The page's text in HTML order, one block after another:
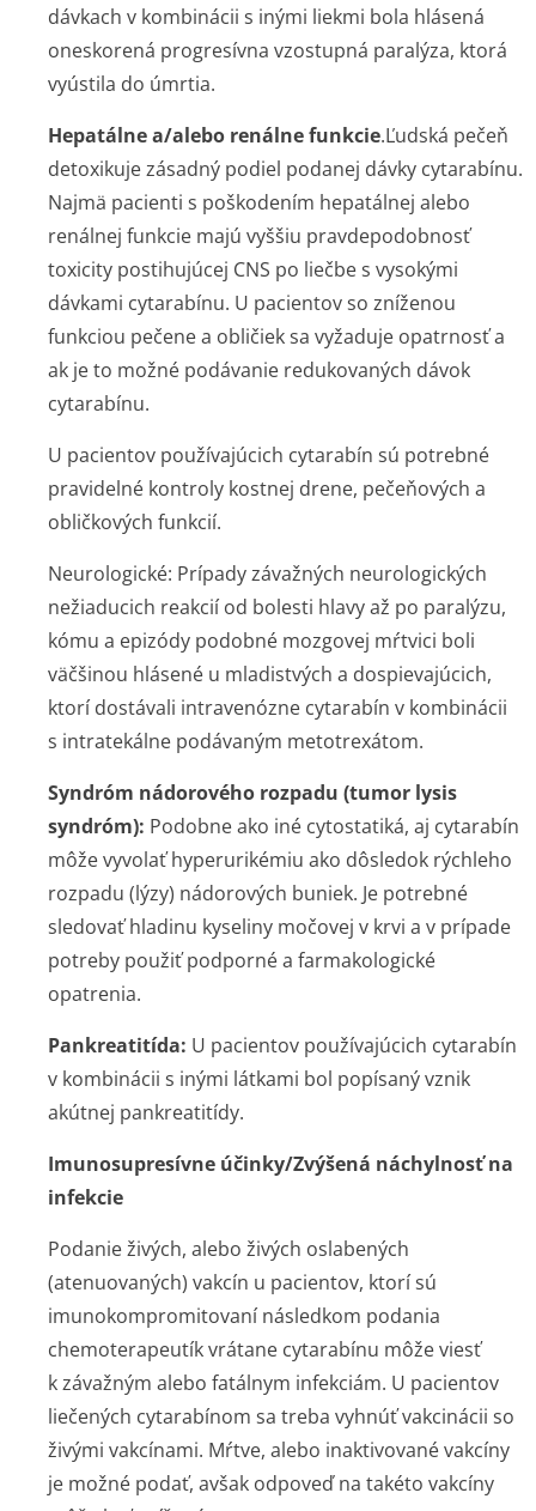
dávkach v kombinácii s inými liekmi bola hlásená
oneskorená progresívna vzostupná paralýza, ktorá
vyústila do úmrtia.
Hepatálne a/alebo renálne funkcie.Ľudská pečeň
detoxikuje zásadný podiel podanej dávky cytarabínu.
Najmä pacienti s poškodením hepatálnej alebo
renálnej funkcie majú vyššiu pravdepodobnosť
toxicity postihujúcej CNS po liečbe s vysokými
dávkami cytarabínu. U pacientov so zníženou
funkciou pečene a obličiek sa vyžaduje opatrnosť a
ak je to možné podávanie redukovaných dávok
cytarabínu.
U pacientov používajúcich cytarabín sú potrebné
pravidelné kontroly kostnej drene, pečeňových a
obličkových funkcií.
Neurologické: Prípady závažných neurologických
nežiaducich reakcií od bolesti hlavy až po paralýzu,
kómu a epizódy podobné mozgovej mŕtvici boli
väčšinou hlásené u mladistvých a dospievajúcich,
ktorí dostávali intravenózne cytarabín v kombinácii
s intratekálne podávaným metotrexátom.
Syndróm nádorového rozpadu (tumor lysis
syndróm): Podobne ako iné cytostatiká, aj cytarabín
môže vyvolať hyperurikémiu ako dôsledok rýchleho
rozpadu (lýzy) nádorových buniek. Je potrebné
sledovať hladinu kyseliny močovej v krvi a v prípade
potreby použiť podporné a farmakologické
opatrenia.
Pankreatitída: U pacientov používajúcich cytarabín
v kombinácii s inými látkami bol popísaný vznik
akútnej pankreatitídy.
Imunosupresívne účinky/Zvýšená náchylnosť na
infekcie
Podanie živých, alebo živých oslabených
(atenuovaných) vakcín u pacientov, ktorí sú
imunokompromitovaní následkom podania
chemoterapeutík vrátane cytarabínu môže viesť
k závažným alebo fatálnym infekciám. U pacientov
liečených cytarabínom sa treba vyhnúť vakcinácii so
živými vakcínami. Mŕtve, alebo inaktivované vakcíny
je možné podať, avšak odpoveď na takéto vakcíny